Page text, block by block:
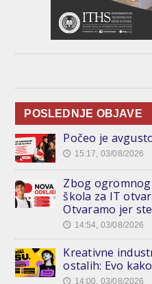
POSLEDNJE OBJAVE
Počeo je
🕔 15:17, 03/08/2026
Zbog
škola za IT
Otvaramo jer
🕔 14:54, 03/08/2026
Kreativne
ostalih: Evo
🕔 14:00, 03/08/2026